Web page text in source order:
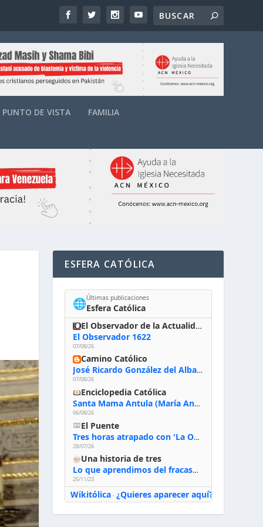
PUNTO DE VISTA FAMILIA
ESFERA CATÓLICA
🌐Últimas publicaciones
Esfera Católica
El Observador de la Actualidad
El Observador 1622
07/08/26
Camino Católico
José Ricardo González del Alba, artista sacro: «Yo oro, hablo con Dios, le pido al Espíritu Santo su inspiración y siempre pinto rezando el rosario para que sea Él quien actúe a través de mis manos»
07/08/26
Enciclopedia Católica
Santa Mama Antula (María Antonia de Paz y Figueroa)
06/08/26
El Puente
Tres horas atrapado con 'La Odisea' de Nolan
28/07/26
Una historia de tres
Lo que aprendimos del fracaso al emprender
25/11/23
Wikitólica· ¿Quieres aparecer aquí?